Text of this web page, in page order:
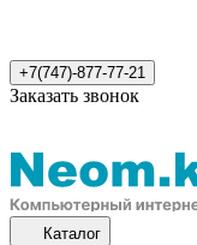
+7(747)-877-77-21
Заказать звонок
Каталог